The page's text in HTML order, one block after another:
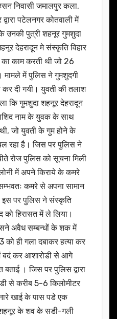
निवासी जमालपुर कला,
पटेलनगर कोतवाली में
उनकी पुत्री शहनूर गुमशुदा
देहरादून मे संस्कृति विहार
का काम करती थी जो 26
मामले में पुलिस ने गुमशुदगी
दी गयी। युवती की तलाश
कि गुमशुदा शहनूर देहरादून
नाम के युवक के साथ
जो युवती के गुम होने के
रहा है। जिस पर पुलिस ने
रोज पुलिस को सूचना मिली
में अपने किराये के कमरे
कमरे से अपना सामान
पर पुलिस ने संस्कृति
को हिरासत में ले लिया।
अवैध सम्बन्धों के शक में
ही गला दबाकर हत्या कर
बदं कर आशारोडी से आगे
। जिस पर पुलिस द्वारा
से करीब 5-6 किलोमीटर
खाई के पास पडे एक
के शव के सडी-गली